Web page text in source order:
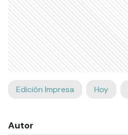
Edición Impresa Hoy
Autor